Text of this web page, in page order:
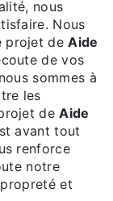
nous
Nous
projet deAide
de vos
sommes à
les
deAide
avant tout
renforce
notre
et